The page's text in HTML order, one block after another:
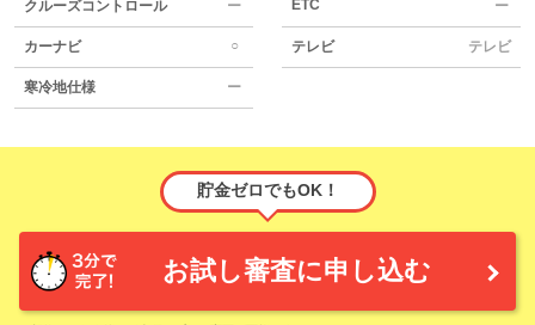
クルーズコントロール ー ETC ー
カーナビ ○ テレビ テレビ
寒冷地仕様 ー
貯金ゼロでもOK！
お試し審査に申し込む